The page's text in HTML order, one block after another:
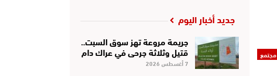
مجتمع
جديد أخبار اليوم
جريمة مروعة تهز سوق السبت..
قتيل وثلاثة جرحى في عراك دام
7 أغسطس 2026